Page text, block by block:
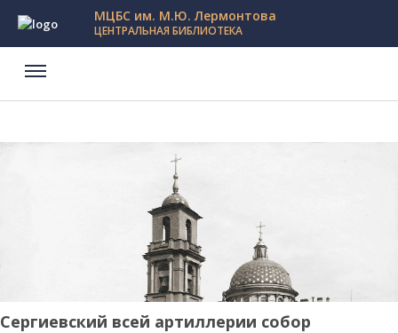
МЦБС им. М.Ю. Лермонтова
ЦЕНТРАЛЬНАЯ БИБЛИОТЕКА
Сергиевский всей артиллерии собор